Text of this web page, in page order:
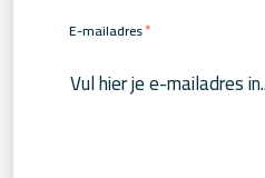
E-mailadres*